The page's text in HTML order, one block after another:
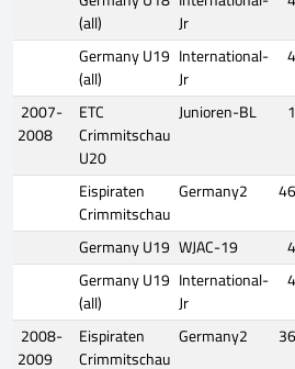
(all)
Jr
Germany U19
(all)
International-
Jr
4
2007-
2008
ETC
Crimmitschau
U20
Junioren-BL 1
Eispiraten
Crimmitschau
Germany2 46
Germany U19 WJAC-19 4
Germany U19
(all)
International-
Jr
4
2008-
2009
Eispiraten
Crimmitschau
Germany2 36